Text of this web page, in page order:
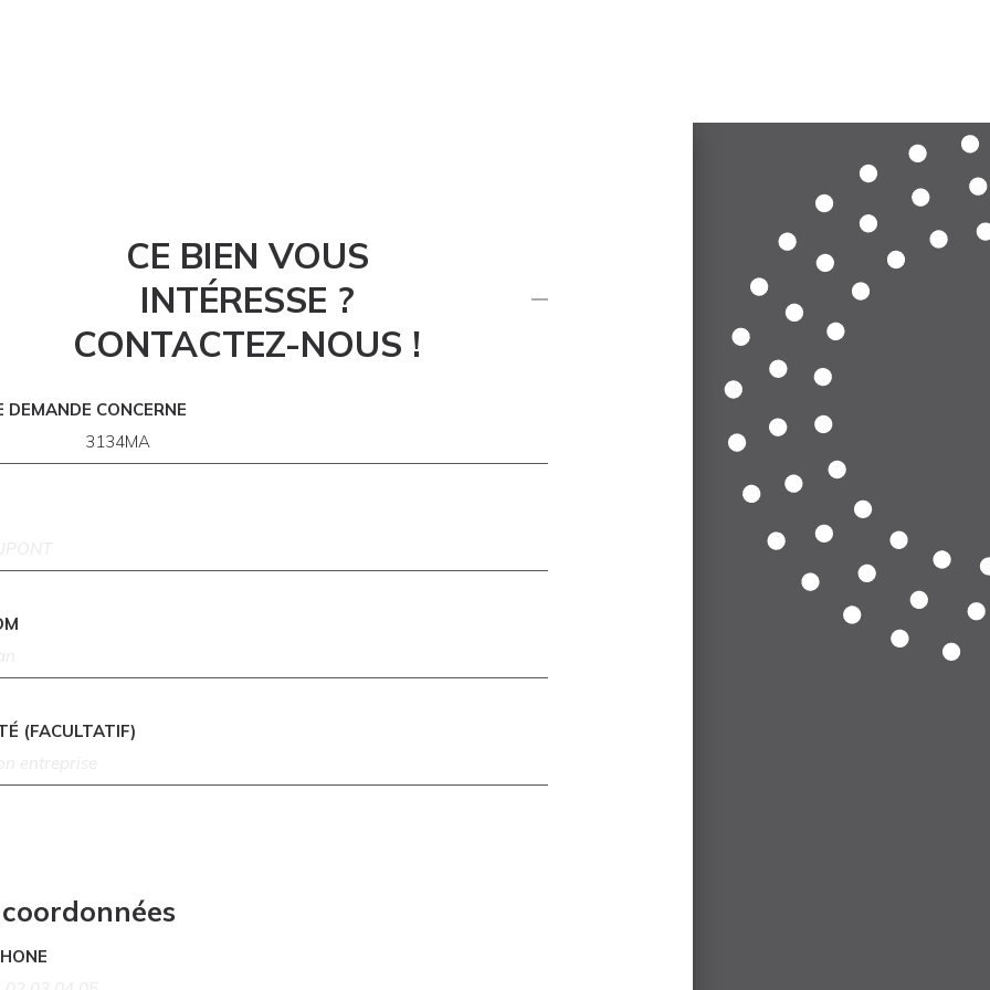
CE BIEN VOUS
INTÉRESSE ?
CONTACTEZ-NOUS !
DEMANDE CONCERNE
(FACULTATIF)